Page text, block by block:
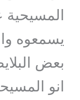
يسمعوه
بعض
انو